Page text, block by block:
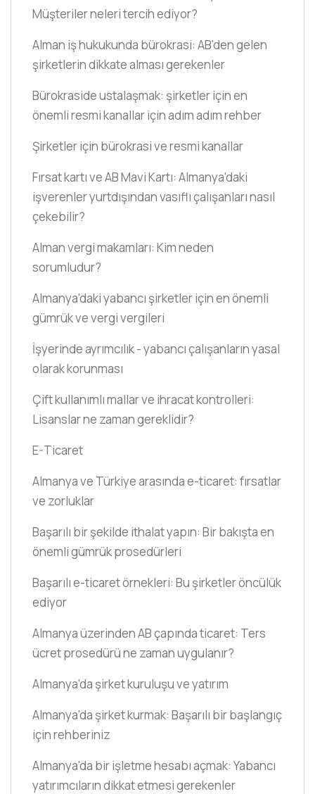
Müşteriler neleri tercih ediyor?
Alman iş hukukunda bürokrasi: AB'den gelen
şirketlerin dikkate alması gerekenler
Bürokraside ustalaşmak: şirketler için en
önemli resmi kanallar için adım adım rehber
Şirketler için bürokrasi ve resmi kanallar
Fırsat kartı ve AB Mavi Kartı: Almanya'daki
işverenler yurtdışından vasıflı çalışanları nasıl
çekebilir?
Alman vergi makamları: Kim neden
sorumludur?
Almanya'daki yabancı şirketler için en önemli
gümrük ve vergi vergileri
İşyerinde ayrımcılık - yabancı çalışanların yasal
olarak korunması
Çift kullanımlı mallar ve ihracat kontrolleri:
Lisanslar ne zaman gereklidir?
E-Ticaret
Almanya ve Türkiye arasında e-ticaret: fırsatlar
ve zorluklar
Başarılı bir şekilde ithalat yapın: Bir bakışta en
önemli gümrük prosedürleri
Başarılı e-ticaret örnekleri: Bu şirketler öncülük
ediyor
Almanya üzerinden AB çapında ticaret: Ters
ücret prosedürü ne zaman uygulanır?
Almanya'da şirket kuruluşu ve yatırım
Almanya'da şirket kurmak: Başarılı bir başlangıç
için rehberiniz
Almanya'da bir işletme hesabı açmak: Yabancı
yatırımcıların dikkat etmesi gerekenler